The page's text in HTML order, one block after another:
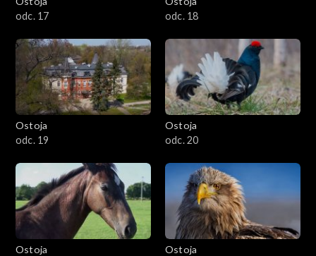
odc. 17
odc. 18
Ostoja
odc. 19
Ostoja
odc. 20
Ostoja
Ostoja